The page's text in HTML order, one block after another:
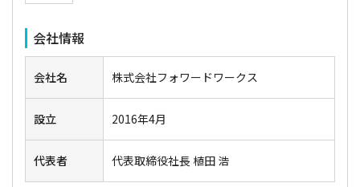
会社情報
会社名 株式会社フォワードワークス
設立 2016年4月
代表者 代表取締役社長 植田 浩